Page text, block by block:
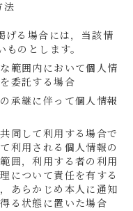
法
げる場合には，当該情
のとします。
範囲内において個人情
委託する場合
承継に伴って個人情報
同して利用する場合で
利用される個人情報の
囲，利用する者の利用
について責任を有する
あらかじめ本人に通知
る状態に置いた場合